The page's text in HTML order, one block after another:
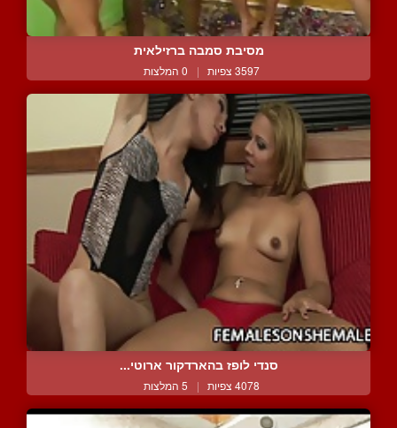
מסיבת סמבה ברזילאית
3597 צפיות | 0 המלצות
סנדי לופז בהארדקור ארוטי...
4078 צפיות | 5 המלצות